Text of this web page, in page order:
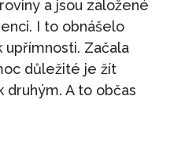
a jsou založené
I to obnášelo
Začala
důležité je žít
druhým. A to občas